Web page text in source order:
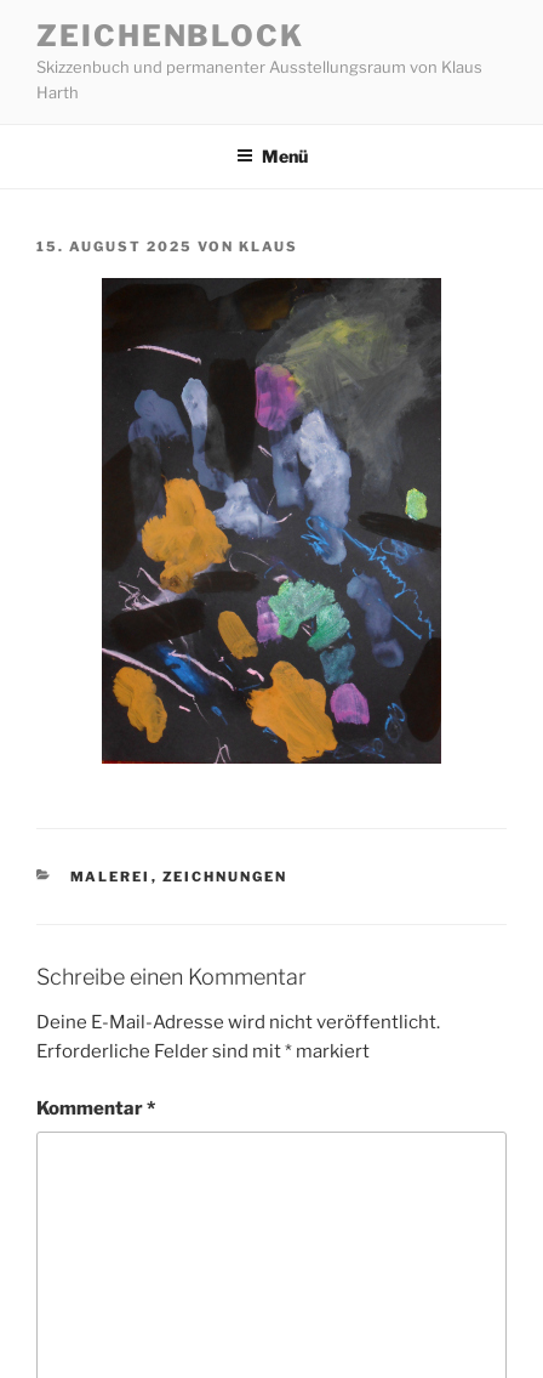
Inhalt
springen
ZEICHENBLOCK
Skizzenbuch und permanenter Ausstellungsraum von Klaus
Harth
Menü
VERÖFFENTLICHT
15. AUGUST 2025 VON KLAUS
KATEGORIEN
MALEREI , ZEICHNUNGEN
Schreibe einen Kommentar
Deine E-Mail-Adresse wird nicht veröffentlicht.
Erforderliche Felder sind mit* markiert
Kommentar*